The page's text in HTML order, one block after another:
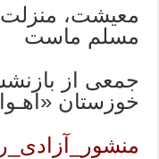
معیشت،
مسلم ماست
جمعی از
خوزستان